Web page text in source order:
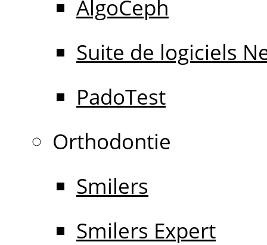
AlgoCeph
Suite de logiciels
PadoTest
Orthodontie
Smilers
Smilers Expert